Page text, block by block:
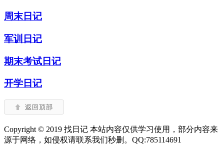
周末日记
军训日记
期末考试日记
开学日记
Copyright © 2019 找日记 本站内容仅供学习使用，部分内容来
源于网络，如侵权请联系我们秒删。QQ:785114691